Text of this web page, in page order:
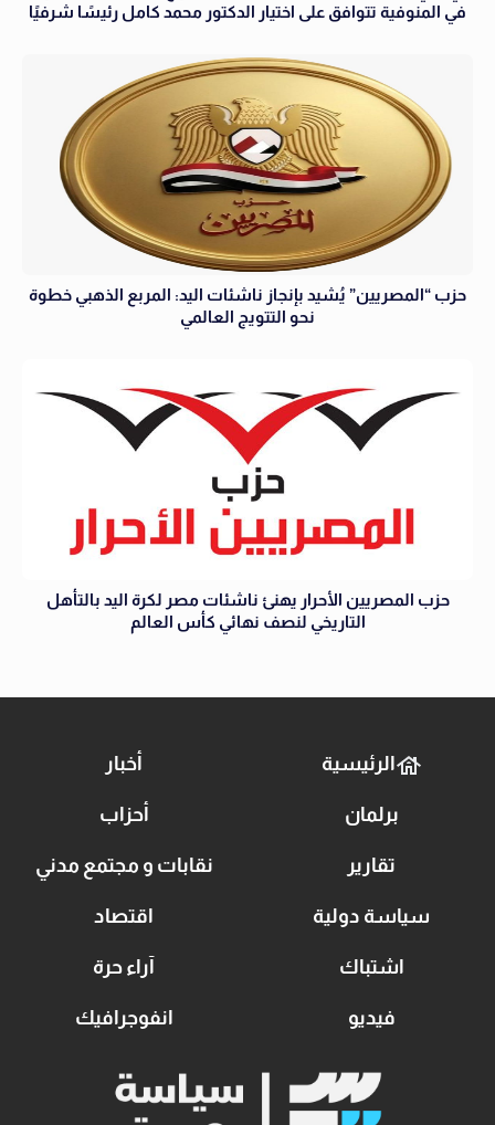
في المنوفية تتوافق على اختيار الدكتور محمد كامل رئيسًا شرفيًا
حزب “المصريين” يُشيد بإنجاز ناشئات اليد: المربع الذهبي خطوة
نحو التتويج العالمي
حزب المصريين الأحرار يهنئ ناشئات مصر لكرة اليد بالتأهل
التاريخي لنصف نهائي كأس العالم
الرئيسية أخبار
برلمان أحزاب
تقارير نقابات و مجتمع مدني
سياسة دولية اقتصاد
اشتباك آراء حرة
فيديو انفوجرافيك